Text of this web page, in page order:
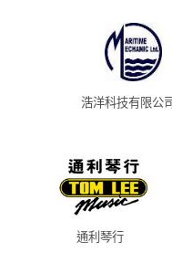
浩洋科技有限公
通利琴行